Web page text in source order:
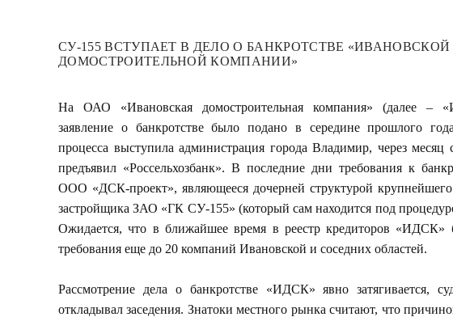
СУ-155 ВСТУПАЕТ В ДЕЛО О БАНКРОТСТВЕ «ИВАНОВСКОЙ
ДОМОСТРОИТЕЛЬНОЙ КОМПАНИИ»
На ОАО «Ивановская домостроительная компания» (далее –
заявление о банкротстве было подано в середине прошлого
процесса выступила администрация города Владимир, через месяц
предъявил «Россельхозбанк». В последние дни требования к
ООО «ДСК-проект», являющееся дочерней структурой крупнейшего
застройщика ЗАО «ГК СУ-155» (который сам находится под
Ожидается, что в ближайшее время в реестр кредиторов «ИДСК»
требования еще до 20 компаний Ивановской и соседних областей.
Рассмотрение дела о банкротстве «ИДСК» явно затягивается,
откладывал заседения. Знатоки местного рынка считают, что